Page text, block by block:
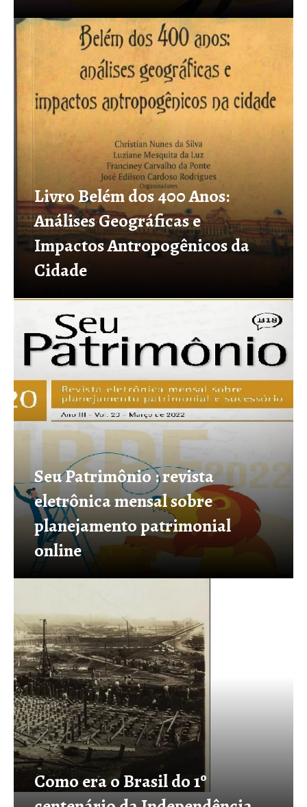
Livro Belém dos 400 Anos:
Análises Geográficas e
Impactos Antropogênicos da
Cidade
Seu Patrimônio : revista
eletrônica mensal sobre
planejamento patrimonial
online
Como era o Brasil do 1º